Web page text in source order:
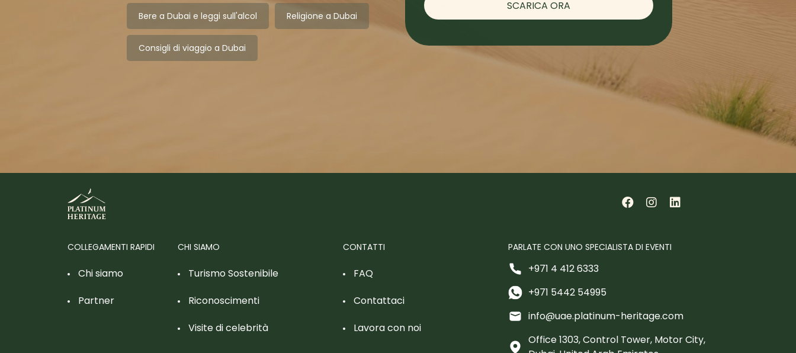
Bere a Dubai e leggi sull'alcol Religione a Dubai
Consigli di viaggio a Dubai
COLLEGAMENTI RAPIDI
Chi siamo
Partner
CHI SIAMO
Turismo Sostenibile
Riconoscimenti
Visite di celebrità
CONTATTI
FAQ
Contattaci
Lavora con noi
PARLATE CON UNO SPECIALISTA DI EVENTI
+971 4 412 6333
+971 5442 54995
info@uae.platinum-heritage.com
Office 1303, Control Tower, Motor City,